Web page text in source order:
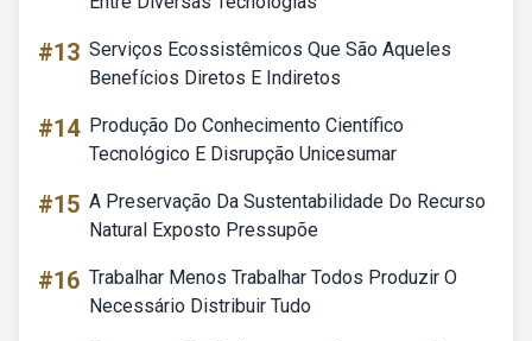
#13 Serviços Ecossistêmicos Que São Aqueles
Benefícios Diretos E Indiretos
#14 Produção Do Conhecimento Científico
Tecnológico E Disrupção Unicesumar
#15 A Preservação Da Sustentabilidade Do Recurso
Natural Exposto Pressupõe
#16 Trabalhar Menos Trabalhar Todos Produzir O
Necessário Distribuir Tudo